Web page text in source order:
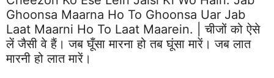
Ghoonsa Maarna Ho To Ghoonsa Uar Jab
Laat Maarni Ho To Laat Maarein. | चीजों को ऐसे
लें जैसी वे हैं। जब घूँसा मारना हो तब घूंसा मारें। जब लात
मारनी हो लात मारें।